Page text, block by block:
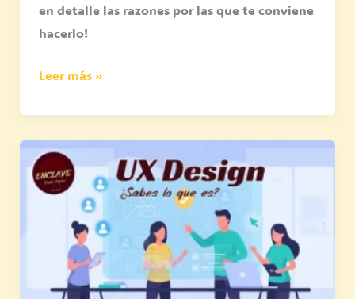
en detalle las razones por las que te conviene
hacerlo!
Leer más »
Qué
es
el
Design
por